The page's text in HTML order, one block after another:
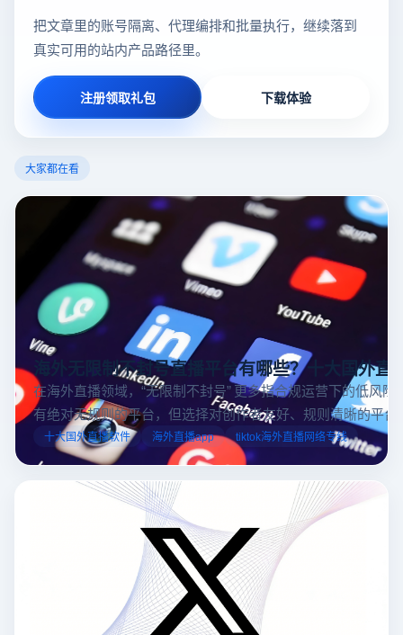
把文章里的账号隔离、代理编排和批量执行，继续落到
真实可用的站内产品路径里。
注册领取礼包 下载体验
大家都在看
海外无限制不封号直播平台有哪些？十大国外直
在海外直播领域，“无限制不封号” 更多指合规运营下的低风
有绝对无规则的平台，但选择对创作者友好、规则清晰的平台
业工具规避风险，能显著降低封号概率。以下推荐十大国外
台，并结合云登多开浏览器的功能，详解如何安全高效运营。
十大国外直播软件 海外直播app tiktok海外直播网络专线